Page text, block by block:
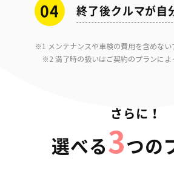
04 終了後クルマが自
※1 メンテナンスや車検の費用を含めない
※2 満了時の扱いはご契約のプランによ
さらに！
選べる 3 つの